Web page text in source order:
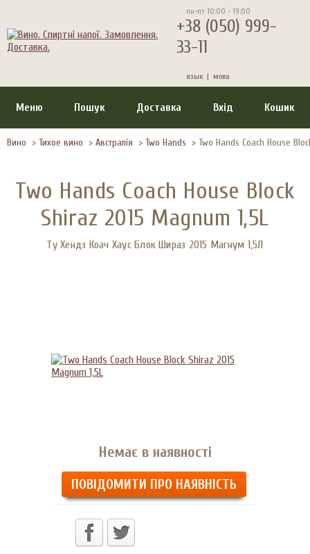
пн-пт 10:00 - 19:00
+38 (050) 999-
33-11
язык | мова
Меню Пошук Доставка Вхід Кошик
Вино > Тихое вино > Австралія > Two Hands > Two Hands Coach House
Two Hands Coach House Block
Shiraz 2015 Magnum 1,5L
Ту Хендз Коач Хаус Блок Шираз 2015 Магнум 1,5Л
Немає в наявності
ПОВІДОМИТИ ПРО НАЯВНІСТЬ